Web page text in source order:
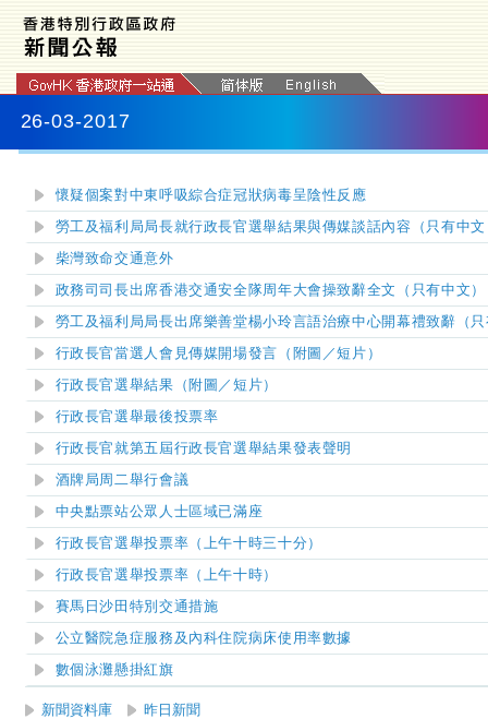
26-03-2017
懷疑個案對中東呼吸綜合症冠狀病毒呈陰性反應
勞工及福利局局長就行政長官選舉結果與傳媒談話內容（只有中文
柴灣致命交通意外
政務司司長出席香港交通安全隊周年大會操致辭全文（只有中文
勞工及福利局局長出席樂善堂楊小玲言語治療中心開幕禮致辭（
行政長官當選人會見傳媒開場發言（附圖／短片）
行政長官選舉結果（附圖／短片）
行政長官選舉最後投票率
行政長官就第五屆行政長官選舉結果發表聲明
酒牌局周二舉行會議
中央點票站公眾人士區域已滿座
行政長官選舉投票率（上午十時三十分）
行政長官選舉投票率（上午十時）
賽馬日沙田特別交通措施
公立醫院急症服務及內科住院病床使用率數據
數個泳灘懸掛紅旗
新聞資料庫
昨日新聞